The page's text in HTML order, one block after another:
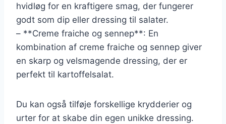
hvidløg for en kraftigere smag, der fungerer
godt som dip eller dressing til salater.
– **Creme fraiche og sennep**: En
kombination af creme fraiche og sennep giver
en skarp og velsmagende dressing, der er
perfekt til kartoffelsalat.
Du kan også tilføje forskellige krydderier og
urter for at skabe din egen unikke dressing.